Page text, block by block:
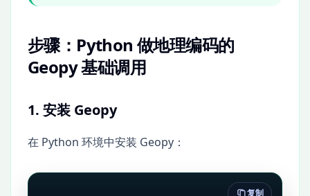
步骤：Python 做地理编码的
Geopy 基础调用
1. 安装 Geopy
在 Python 环境中安装 Geopy：
复制